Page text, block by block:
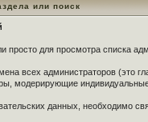
или поиск
просто для просмотра списка
всех администраторов
модерирующие
данных, необходимо